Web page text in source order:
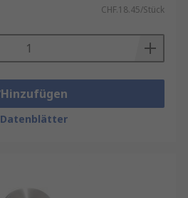
CHF.18.45/Stück
Hinzufügen
Datenblätter